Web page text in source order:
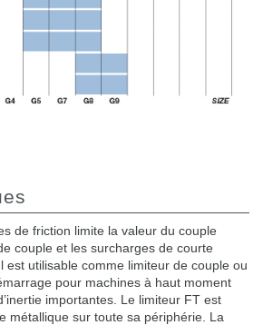
de friction limite la valeur du couple
couple et les surcharges de courte
est utilisable comme limiteur de couple ou
pour machines à haut moment
importantes. Le limiteur FT est
métallique sur toute sa périphérie. La